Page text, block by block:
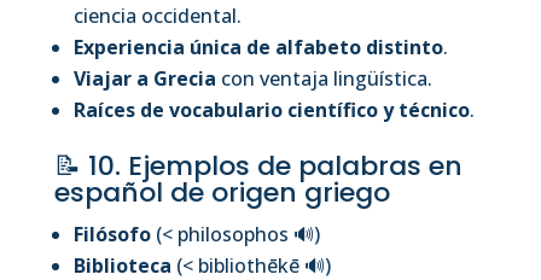
ciencia occidental.
Experiencia única de alfabeto distinto.
Viajar a Grecia con ventaja lingüística.
Raíces de vocabulario científico y técnico.
📝 10. Ejemplos de palabras en
español de origen griego
Filósofo(< philosophos 🔊)
Biblioteca (< bibliothēkē 🔊)